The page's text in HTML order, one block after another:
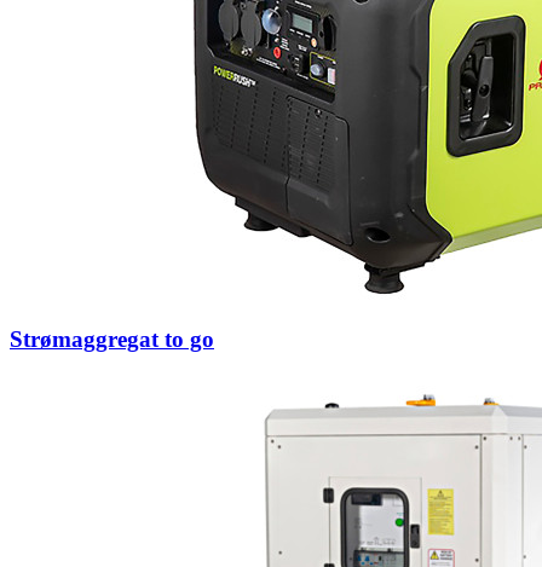
Strømaggregat to go